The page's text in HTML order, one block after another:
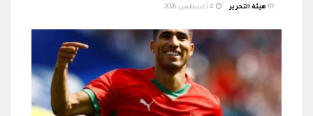
BY هيئة التحرير